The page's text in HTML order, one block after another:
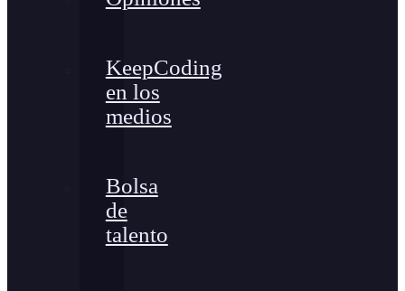
KeepCoding
en los
medios
Bolsa
de
talento